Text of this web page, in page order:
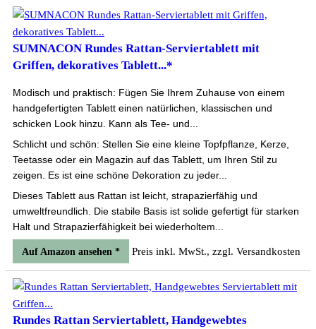
SUMNACON Rundes Rattan-Serviertablett mit
Griffen, dekoratives Tablett...*
Modisch und praktisch: Fügen Sie Ihrem Zuhause von einem
handgefertigten Tablett einen natürlichen, klassischen und
schicken Look hinzu. Kann als Tee- und...
Schlicht und schön: Stellen Sie eine kleine Topfpflanze, Kerze,
Teetasse oder ein Magazin auf das Tablett, um Ihren Stil zu
zeigen. Es ist eine schöne Dekoration zu jeder...
Dieses Tablett aus Rattan ist leicht, strapazierfähig und
umweltfreundlich. Die stabile Basis ist solide gefertigt für starken
Halt und Strapazierfähigkeit bei wiederholtem...
Auf Amazon ansehen * Preis inkl. MwSt., zzgl. Versandkosten
Rundes Rattan Serviertablett, Handgewebtes